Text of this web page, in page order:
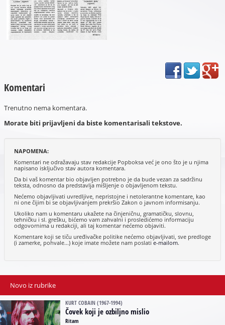
Komentari
Trenutno nema komentara.
Morate biti prijavljeni da biste komentarisali tekstove.
NAPOMENA:
Komentari ne odražavaju stav redakcije Popboksa već je ono što je u njima
napisano isključivo stav autora komentara.
Da bi vaš komentar bio objavljen potrebno je da bude vezan za sadržinu
teksta, odnosno da predstavlja mišljenje o objavljenom tekstu.
Nećemo objavljivati uvredljive, nepristojne i netolerantne komentare, kao
ni one čijim bi se objavljivanjem prekršio Zakon o javnom informisanju.
Ukoliko nam u komentaru ukažete na činjeničnu, gramatičku, slovnu,
tehničku i sl. grešku, bićemo vam zahvalni i prosledićemo informaciju
odgovornima u redakciji, ali taj komentar nećemo objaviti.
Komentare koji se tiču uređivačke politike nećemo objavljivati, sve predloge
(i zamerke, pohvale...) koje imate možete nam poslatie-mailom.
Novo iz rubrike
KURT COBAIN (1967-1994)
Čovek koji je ozbiljno mislio
Ritam